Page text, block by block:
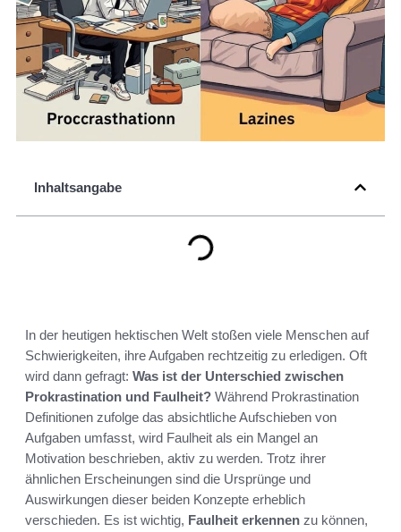
Inhaltsangabe
In der heutigen hektischen Welt stoßen viele Menschen auf
Schwierigkeiten, ihre Aufgaben rechtzeitig zu erledigen. Oft
wird dann gefragt: Was ist der Unterschied zwischen
Prokrastination und Faulheit? Während Prokrastination
Definitionen zufolge das absichtliche Aufschieben von
Aufgaben umfasst, wird Faulheit als ein Mangel an
Motivation beschrieben, aktiv zu werden. Trotz ihrer
ähnlichen Erscheinungen sind die Ursprünge und
Auswirkungen dieser beiden Konzepte erheblich
verschieden. Es ist wichtig, Faulheit erkennen zu können,